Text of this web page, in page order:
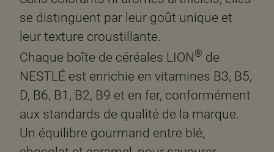
se distinguent par leur goût unique et
leur texture croustillante. ​
Chaque boîte de céréales LION® de
NESTLÉ est enrichie en vitamines B3, B5,
D, B6, B1, B2, B9 et en fer, conformément
aux standards de qualité de la marque.
Un équilibre gourmand entre blé,